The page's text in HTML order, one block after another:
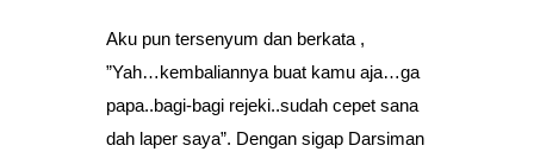
Aku pun tersenyum dan berkata ,
”Yah…kembaliannya buat kamu aja…ga
papa..bagi-bagi rejeki..sudah cepet sana
dah laper saya”. Dengan sigap Darsiman